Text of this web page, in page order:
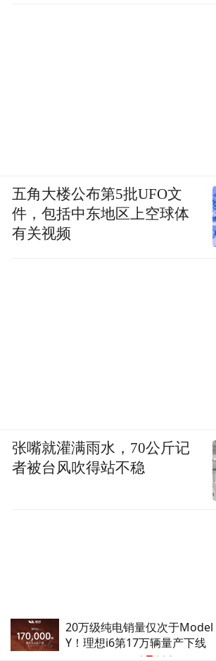
北京西部实测：ID.ERA 9X搭载
Momenta R7，物理AI初露锋芒
五角大楼公布第5批UFO文
件，包括中东地区上空球体
有关视频
张嘴就灌满雨水，70公斤记
者被台风吹得站不稳